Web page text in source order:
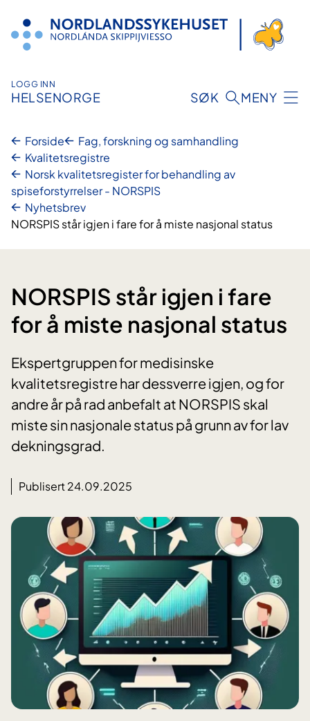
innhold
LOGG INN
HELSENORGE SØK MENY
Forside
Fag, forskning og samhandling
Kvalitetsregistre
Norsk kvalitetsregister for behandling av
spiseforstyrrelser - NORSPIS
Nyhetsbrev
NORSPIS står igjen i fare for å miste nasjonal status
NORSPIS står igjen i fare
for å miste nasjonal status
Ekspertgruppen for medisinske
kvalitetsregistre har dessverre igjen, og for
andre år på rad anbefalt at NORSPIS skal
miste sin nasjonale status på grunn av for lav
dekningsgrad.
Publisert 24.09.2025